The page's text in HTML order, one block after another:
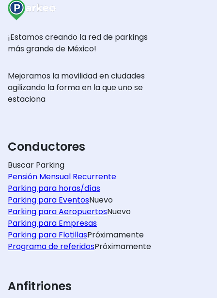
¡Estamos creando la red de parkings
más grande de México!
Mejoramos la movilidad en ciudades
agilizando la forma en la que uno se
estaciona
Conductores
Buscar Parking
Pensión Mensual Recurrente
Parking para horas/días
Parking para EventosNuevo
Parking para AeropuertosNuevo
Parking para Empresas
Parking para FlotillasPróximamente
Programa de referidosPróximamente
Anfitriones